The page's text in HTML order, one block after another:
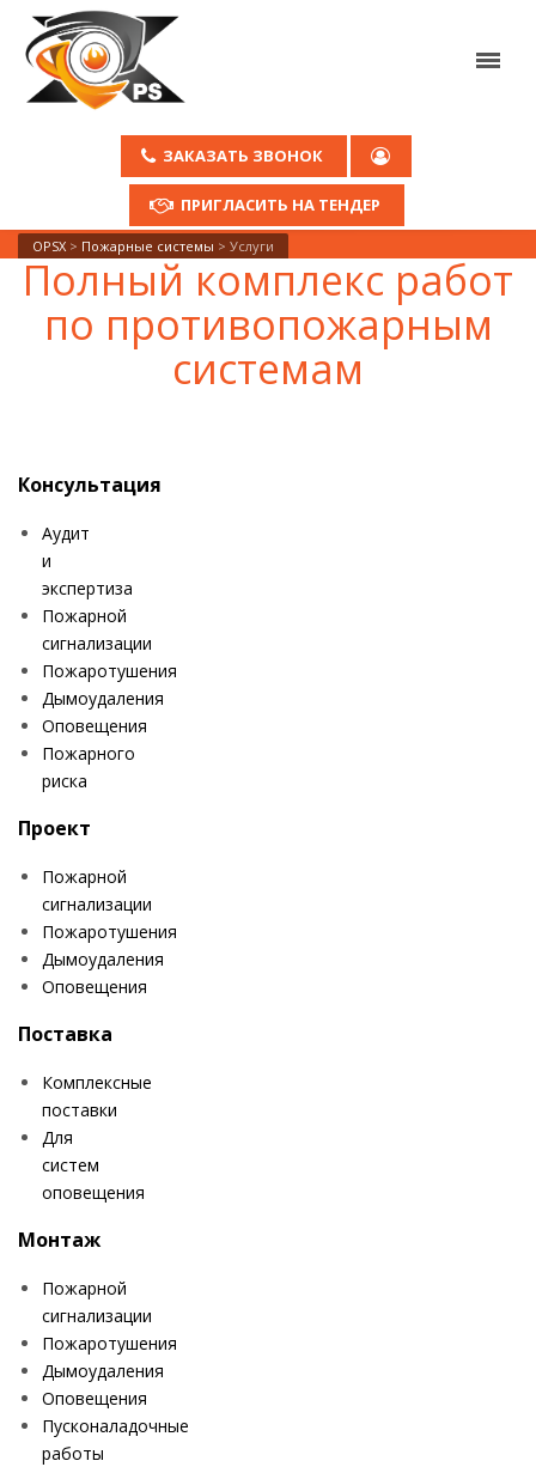
ЗАКАЗАТЬ ЗВОНОК
ПРИГЛАСИТЬ НА ТЕНДЕР
OPSX > Пожарные системы > Услуги
Полный комплекс работ
по противопожарным
системам
Консультация
Аудит
и
экспертиза
Пожарной
сигнализации
Пожаротушения
Дымоудаления
Оповещения
Пожарного
риска
Проект
Пожарной
сигнализации
Пожаротушения
Дымоудаления
Оповещения
Поставка
Комплексные
поставки
Для
систем
оповещения
Монтаж
Пожарной
сигнализации
Пожаротушения
Дымоудаления
Оповещения
Пусконаладочные
работы